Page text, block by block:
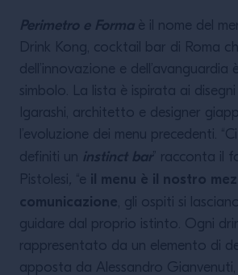
Perimetro e Formaè il nome del
Drink Kong, cocktail bar di Roma
dell’innovazione e dell’avanguardia
simbolo. La lista è ispirata ai
Igarashi, architetto e designer
l’evoluzione dei menu precedenti.
definiti un instinct bar” racconta il
Pistolesi “e il menu è il nostro
comunicazione, gli ospiti si
guidare dal proprio istinto. Ogni
rappresentato da un elemento di
apposta da Alessandro